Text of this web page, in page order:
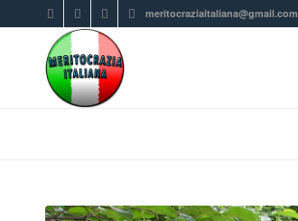
meritocraziaitaliana@gmail.com